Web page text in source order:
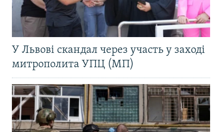
У Львові скандал через участь у заході
митрополита УПЦ (МП)